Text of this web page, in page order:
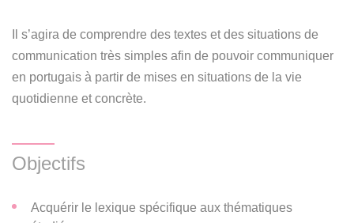
Il s’agira de comprendre des textes et des situations de
communication très simples afin de pouvoir communiquer
en portugais à partir de mises en situations de la vie
quotidienne et concrète.
Objectifs
Acquérir le lexique spécifique aux thématiques